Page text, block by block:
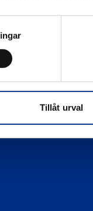
Tillåt urval